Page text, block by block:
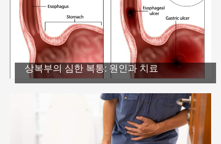
상복부의 심한 복통: 원인과 치료